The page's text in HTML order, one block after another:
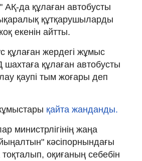
да құлаған автобусты
құтқарушыларды
екенін айтты.
құлаған жердегі жұмыс
құлаған автобусты
қаупі тым жоғары деп
қайта жанданды.
министрлігінің жаңа
кәсіпорнындағы
оқиғаның себебін